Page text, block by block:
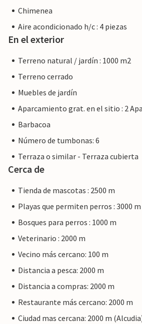
Chimenea
Aire acondicionado h/c : 4 piezas
En el exterior
Terreno natural / jardín : 1000 m2
Terreno cerrado
Muebles de jardín
Aparcamiento grat. en el sitio : 2
Barbacoa
Número de tumbonas: 6
Terraza o similar - Terraza cubierta
Cerca de
Tienda de mascotas : 2500 m
Playas que permiten perros : 3000 m
Bosques para perros : 1000 m
Veterinario : 2000 m
Vecino más cercano: 100 m
Distancia a pesca: 2000 m
Distancia a compras: 2000 m
Restaurante más cercano: 2000 m
Ciudad mas cercana: 2000 m